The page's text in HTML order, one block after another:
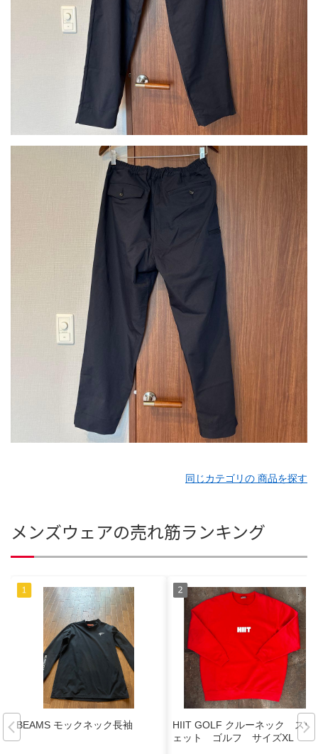
同じカテゴリの 商品を探す
メンズウェアの売れ筋ランキング
BEAMS モックネック長袖
HIIT GOLF クルーネック スウ
ェット ゴルフ サイズXL